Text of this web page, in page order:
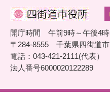
開庁時間 午前9時～午後4
〒284-8555 千葉県四街道
電話：043-421-2111(代表）
法人番号6000020122289